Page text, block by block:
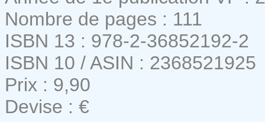
Nombre de pages : 111
ISBN 13 : 978-2-36852192-2
ISBN 10 / ASIN : 2368521925
Prix : 9,90
Devise : €